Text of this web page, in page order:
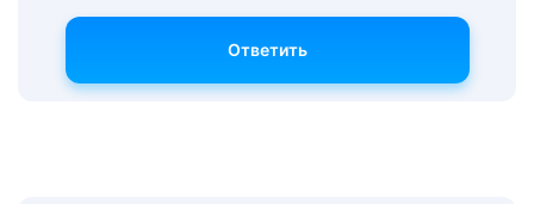
Ответить